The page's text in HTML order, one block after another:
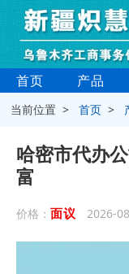
首页 产品
当前位置 >首页 >
哈密市代办
富
价格： 面议 2026-